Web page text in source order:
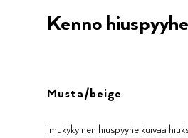
Kenno
Musta/beige
Imukykyinen hiuspyyhe kuivaa